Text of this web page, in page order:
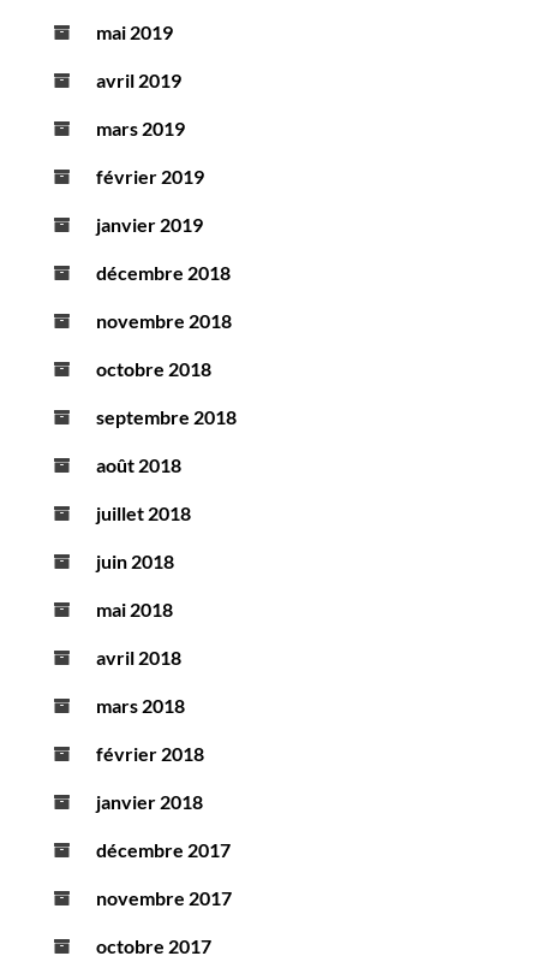
mai 2019
avril 2019
mars 2019
février 2019
janvier 2019
décembre 2018
novembre 2018
octobre 2018
septembre 2018
août 2018
juillet 2018
juin 2018
mai 2018
avril 2018
mars 2018
février 2018
janvier 2018
décembre 2017
novembre 2017
octobre 2017